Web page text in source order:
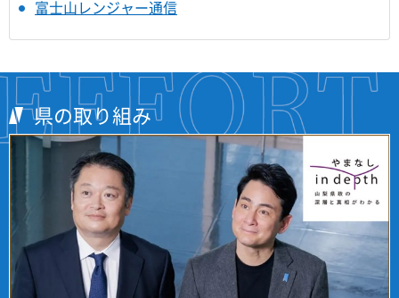
富士山レンジャー通信
県の取り組み